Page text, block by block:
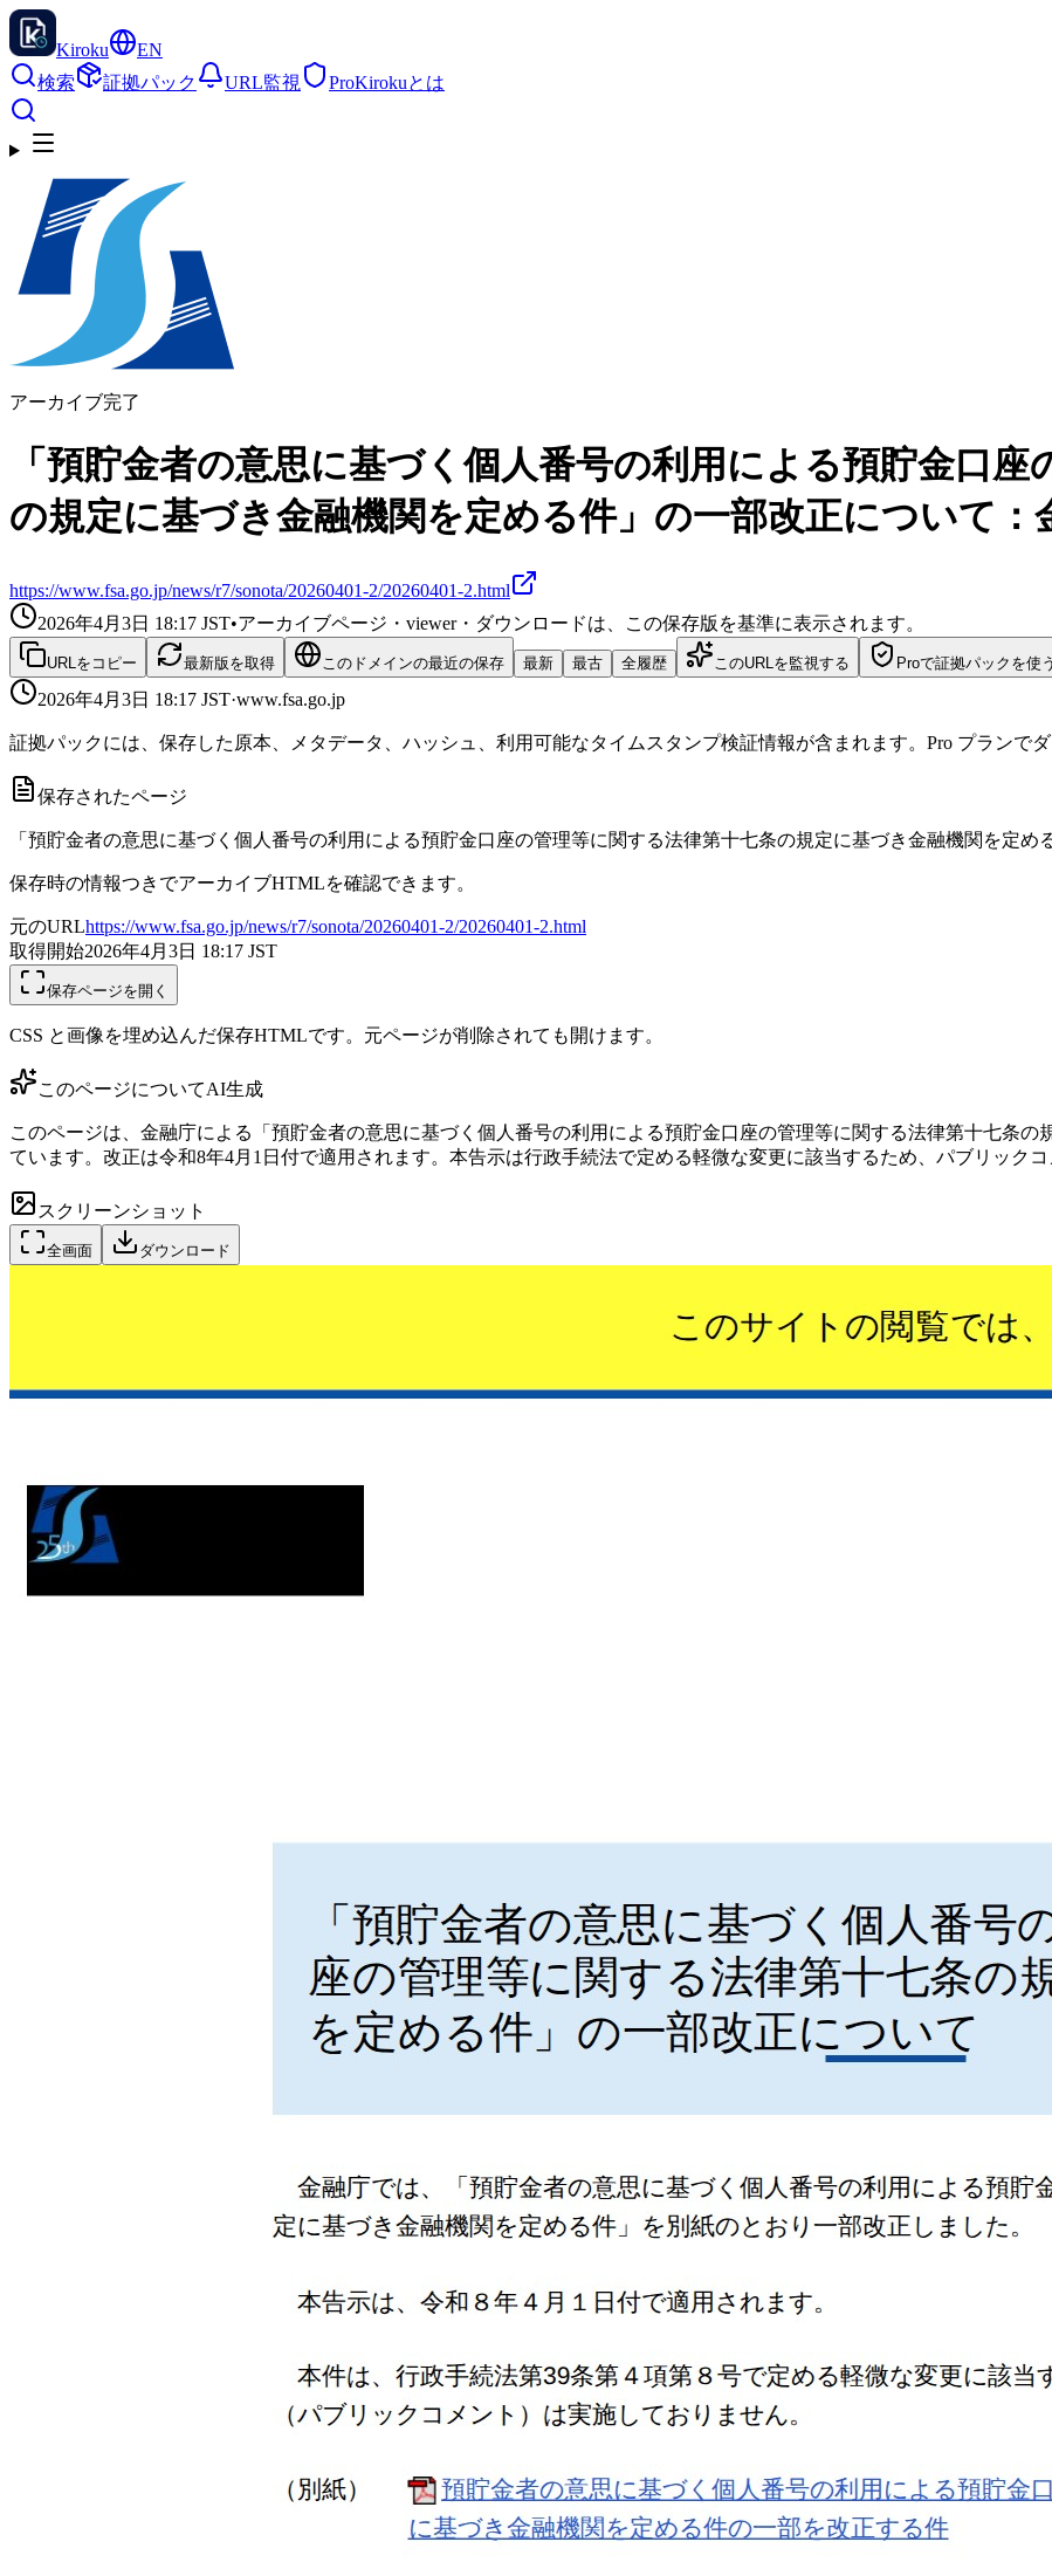
Kiroku
EN
検索
証拠パック URL監視 ProKirokuとは
アーカイブ完了
「預貯金者の意思に基づく個人番号の利用による預貯金口
の規定に基づき金融機関を定める件」の一部改正について：
https://www.fsa.go.jp/news/r7/sonota/20260401-2/20260401-2.html
2026年4月3日 18:17 JST•アーカイブページ・viewer・ダウンロードは、この保存版を基準に表示されます。
URLをコピー 最新版を取得 このドメインの最近の保存 最新 最古 全履歴 このURLを監視する Proで証拠パックを使う
2026年4月3日 18:17 JST·www.fsa.go.jp
証拠パックには、保存した原本、メタデータ、ハッシュ、利用可能なタイムスタンプ検証情報が含まれます。Pro プランでダ
保存されたページ
「預貯金者の意思に基づく個人番号の利用による預貯金口座の管理等に関する法律第十七条の規定に基づき金融機関を定め
保存時の情報つきでアーカイブHTMLを確認できます。
元のURLhttps://www.fsa.go.jp/news/r7/sonota/20260401-2/20260401-2.html
取得開始2026年4月3日 18:17 JST
保存ページを開く
CSS と画像を埋め込んだ保存HTMLです。元ページが削除されても開けます。
このページについてAI生成
このページは、金融庁による「預貯金者の意思に基づく個人番号の利用による預貯金口座の管理等に関する法律第十七条
ています。改正は令和8年4月1日付で適用されます。本告示は行政手続法で定める軽微な変更に該当するため、パブリックコ
スクリーンショット
全画面 ダウンロード